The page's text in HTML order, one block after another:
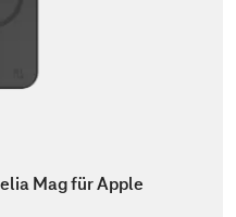
Mag für Apple